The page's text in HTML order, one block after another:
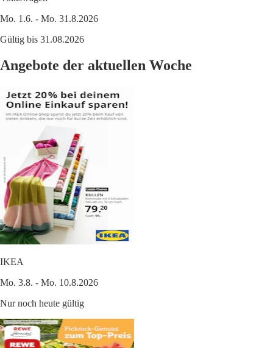
Mo. 1.6. - Mo. 31.8.2026
Gültig bis 31.08.2026
Angebote der aktuellen Woche
IKEA
Mo. 3.8. - Mo. 10.8.2026
Nur noch heute gültig